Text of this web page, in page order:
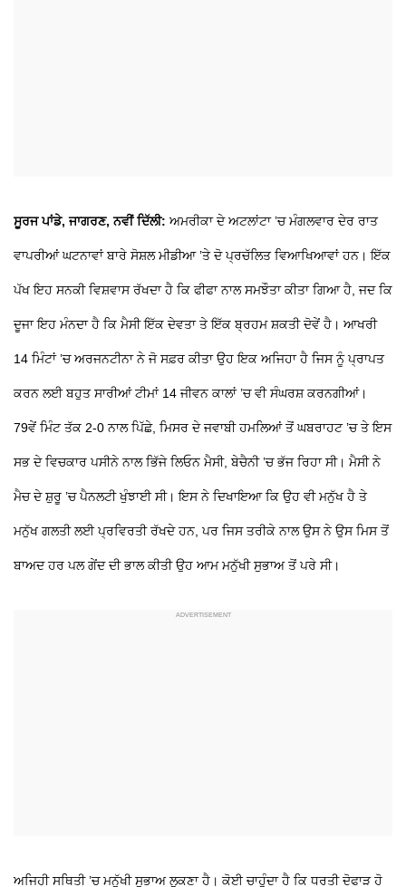
ਸੂਰਜ ਪਾਂਡੇ, ਜਾਗਰਣ, ਨਵੀਂ ਦਿੱਲੀ: ਅਮਰੀਕਾ ਦੇ ਅਟਲਾਂਟਾ ’ਚ ਮੰਗਲਵਾਰ ਦੇਰ ਰਾਤ
ਵਾਪਰੀਆਂ ਘਟਨਾਵਾਂ ਬਾਰੇ ਸੋਸ਼ਲ ਮੀਡੀਆ ’ਤੇ ਦੋ ਪ੍ਰਚੱਲਿਤ ਵਿਆਖਿਆਵਾਂ ਹਨ। ਇੱਕ
ਪੱਖ ਇਹ ਸਨਕੀ ਵਿਸ਼ਵਾਸ ਰੱਖਦਾ ਹੈ ਕਿ ਫੀਫਾ ਨਾਲ ਸਮਝੌਤਾ ਕੀਤਾ ਗਿਆ ਹੈ, ਜਦ ਕਿ
ਦੂਜਾ ਇਹ ਮੰਨਦਾ ਹੈ ਕਿ ਮੈਸੀ ਇੱਕ ਦੇਵਤਾ ਤੇ ਇੱਕ ਬ੍ਰਹਮ ਸ਼ਕਤੀ ਦੋਵੇਂ ਹੈ। ਆਖਰੀ
14 ਮਿੰਟਾਂ ’ਚ ਅਰਜਨਟੀਨਾ ਨੇ ਜੋ ਸਫ਼ਰ ਕੀਤਾ ਉਹ ਇਕ ਅਜਿਹਾ ਹੈ ਜਿਸ ਨੂੰ ਪ੍ਰਾਪਤ
ਕਰਨ ਲਈ ਬਹੁਤ ਸਾਰੀਆਂ ਟੀਮਾਂ 14 ਜੀਵਨ ਕਾਲਾਂ ’ਚ ਵੀ ਸੰਘਰਸ਼ ਕਰਨਗੀਆਂ।
79ਵੇਂ ਮਿੰਟ ਤੱਕ 2-0 ਨਾਲ ਪਿੱਛੇ, ਮਿਸਰ ਦੇ ਜਵਾਬੀ ਹਮਲਿਆਂ ਤੋਂ ਘਬਰਾਹਟ ’ਚ ਤੇ ਇਸ
ਸਭ ਦੇ ਵਿਚਕਾਰ ਪਸੀਨੇ ਨਾਲ ਭਿੱਜੇ ਲਿਓਨ ਮੈਸੀ, ਬੇਚੈਨੀ ’ਚ ਭੱਜ ਰਿਹਾ ਸੀ। ਮੈਸੀ ਨੇ
ਮੈਚ ਦੇ ਸ਼ੁਰੂ ’ਚ ਪੈਨਲਟੀ ਖੁੰਝਾਈ ਸੀ। ਇਸ ਨੇ ਦਿਖਾਇਆ ਕਿ ਉਹ ਵੀ ਮਨੁੱਖ ਹੈ ਤੇ
ਮਨੁੱਖ ਗਲਤੀ ਲਈ ਪ੍ਰਵਿਰਤੀ ਰੱਖਦੇ ਹਨ, ਪਰ ਜਿਸ ਤਰੀਕੇ ਨਾਲ ਉਸ ਨੇ ਉਸ ਮਿਸ ਤੋਂ
ਬਾਅਦ ਹਰ ਪਲ ਗੇਂਦ ਦੀ ਭਾਲ ਕੀਤੀ ਉਹ ਆਮ ਮਨੁੱਖੀ ਸੁਭਾਅ ਤੋਂ ਪਰੇ ਸੀ।
ਅਜਿਹੀ ਸਥਿਤੀ ’ਚ ਮਨੁੱਖੀ ਸੁਭਾਅ ਲੁਕਣਾ ਹੈ। ਕੋਈ ਚਾਹੁੰਦਾ ਹੈ ਕਿ ਧਰਤੀ ਦੋਫਾੜ ਹੋ